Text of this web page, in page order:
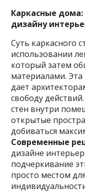
Каркасные
дизайну
Суть каркасного
использовании
который затем
материалами. Эта
дает
свободу
стен внутри
открытые
добиваться
Современные
дизайне
подчеркивание
просто местом